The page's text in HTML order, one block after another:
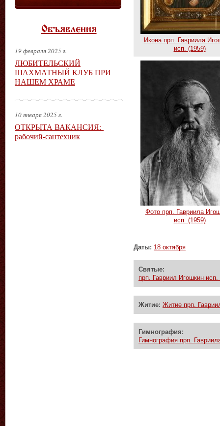
Икона прп. Гавриила
исп. (1959)
Фото прп. Гавриила
исп. (1959)
Даты: 18 октября
Святые:
прп. Гавриил Игошкин исп.
Житие: Житие прп.
Гимнография:
Гимнография прп.
Объявления
19 февраля 2025 г.
ЛЮБИТЕЛЬСКИЙ
ШАХМАТНЫЙ КЛУБ ПРИ
НАШЕМ ХРАМЕ
10 января 2025 г.
ОТКРЫТА ВАКАНСИЯ:
рабочий-сантехник